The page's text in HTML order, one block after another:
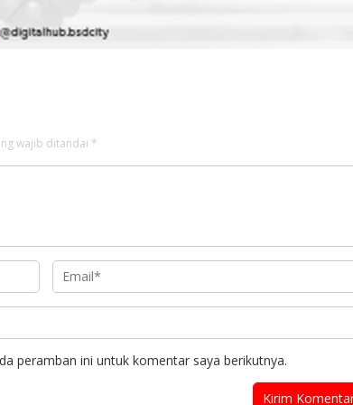
wajib ditandai *
peramban ini untuk komentar saya berikutnya.